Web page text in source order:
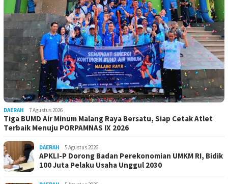
DAERAH 7 Agustus 2026
Tiga BUMD Air Minum Malang Raya Bersatu, Siap Cetak Atlet
Terbaik Menuju PORPAMNAS IX 2026
DAERAH 5 Agustus 2026
APKLI-P Dorong Badan Perekonomian UMKM RI, Bidik
100 Juta Pelaku Usaha Unggul 2030